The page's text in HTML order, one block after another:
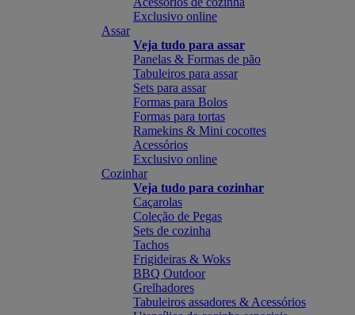
Exclusivo online
Assar
Veja tudo para assar
Panelas & Formas de pão
Tabuleiros para assar
Sets para assar
Formas para Bolos
Formas para tortas
Ramekins & Mini cocottes
Acessórios
Exclusivo online
Cozinhar
Veja tudo para cozinhar
Caçarolas
Coleção de Pegas
Sets de cozinha
Tachos
Frigideiras & Woks
BBQ Outdoor
Grelhadores
Tabuleiros assadores & Acessórios